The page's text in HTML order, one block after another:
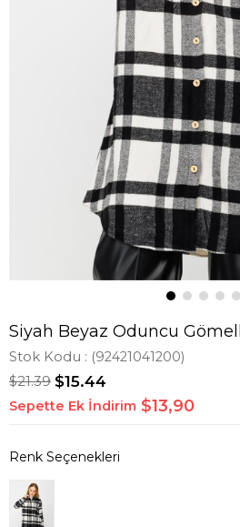
Siyah Beyaz Oduncu
Stok Kodu (92421041200)
$21.39 $15.44
Sepette Ek İndirim $13,90